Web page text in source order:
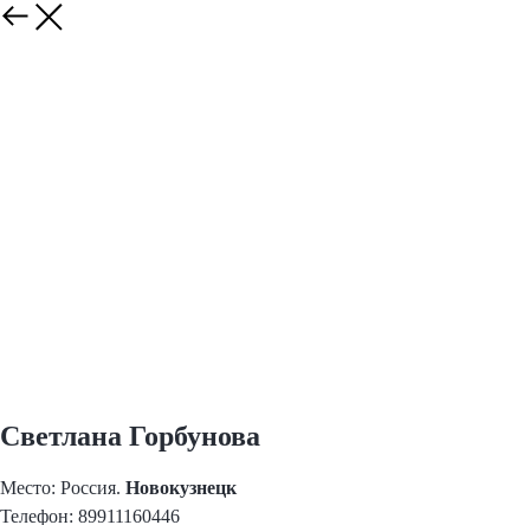
Светлана Горбунова
Место: Россия. Новокузнецк
Телефон: 89911160446